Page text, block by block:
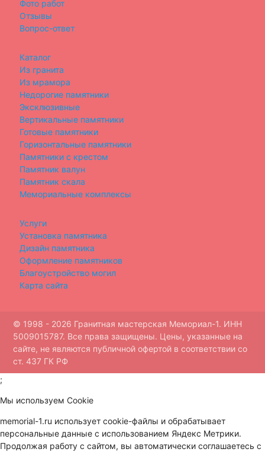
Фото работ
Отзывы
Вопрос-ответ
Каталог
Из гранита
Из мрамора
Недорогие памятники
Эксклюзивные
Вертикальные памятники
Готовые памятники
Горизонтальные памятники
Памятники с крестом
Памятник валун
Памятник скала
Мемориальные комплексы
Услуги
Установка памятника
Дизайн памятника
Оформление памятников
Благоустройство могил
Карта сайта
© 1998 - 2026 Гранитная мастерская Мемориал-1. ИНН
5009015787. Все права защищены. Цены, указанные на
сайте, не являются публичной офертой в соответствии со
ст. 437 ГК РФ
;
Мы используем Cookie
memorial-1.ru использует cookie-файлы и обрабатывает
персональные данные с использованием Яндекс Метрики.
Продолжая работу с сайтом, вы автоматически соглашаетесь с